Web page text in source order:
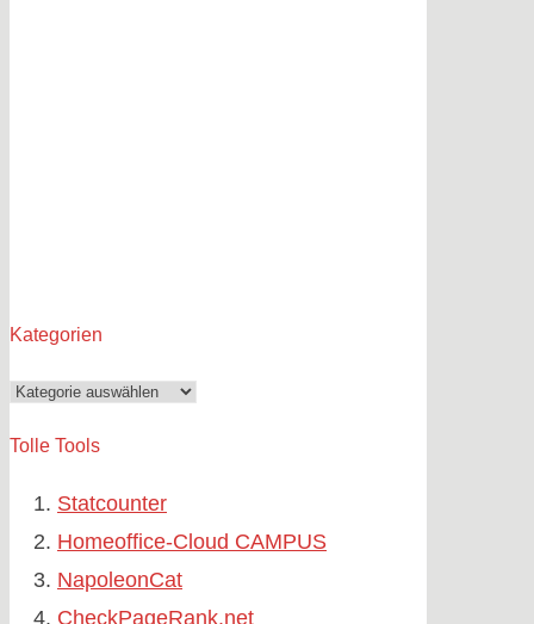
Kategorien
Kategorien
Tolle Tools
Statcounter
Homeoffice-Cloud CAMPUS
NapoleonCat
CheckPageRank.net